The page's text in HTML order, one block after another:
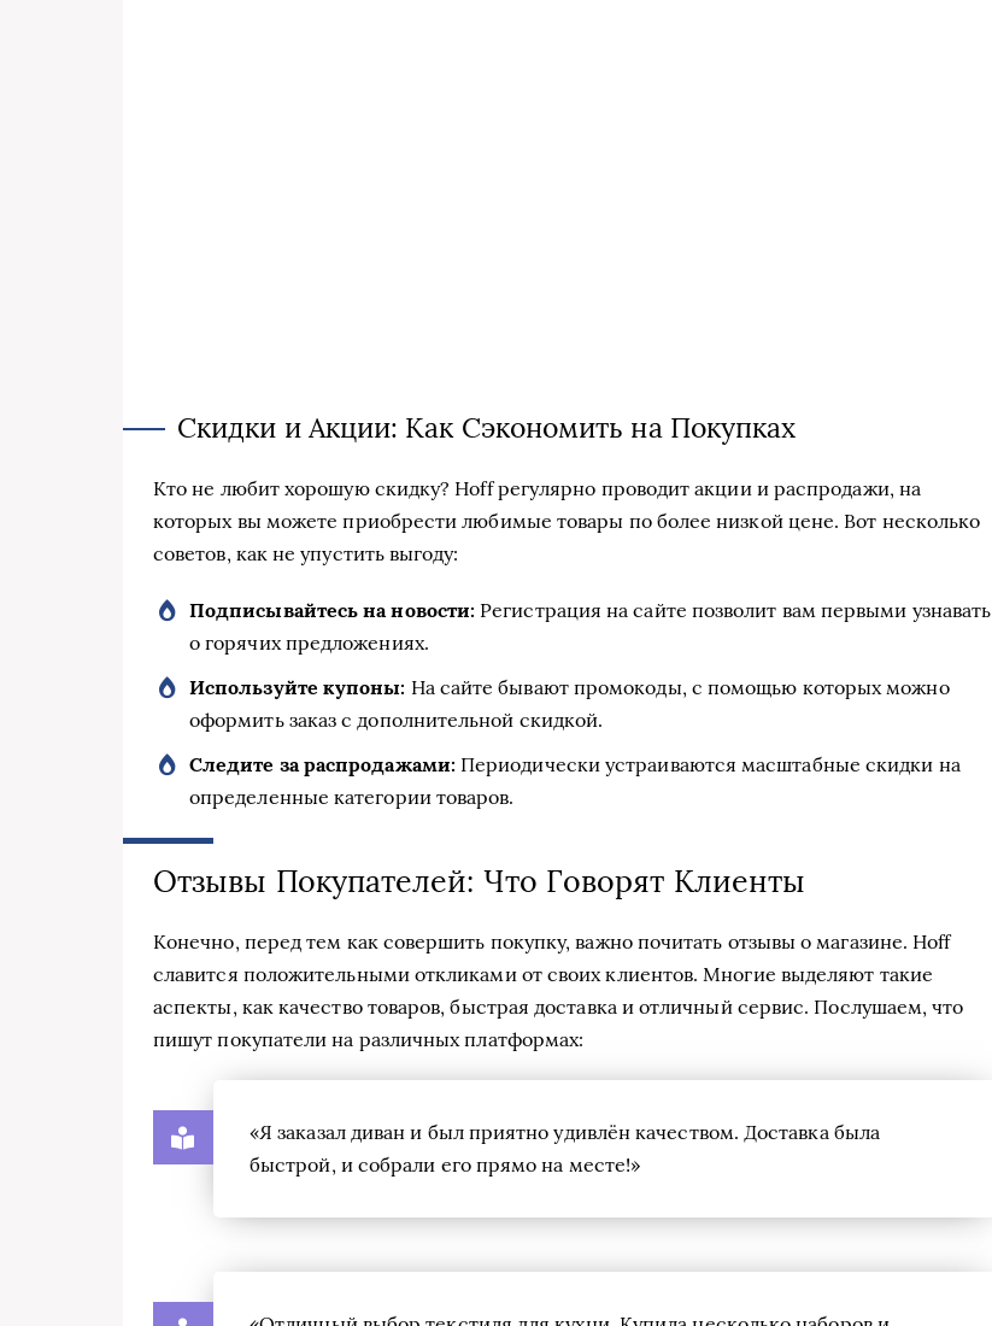
Скидки и Акции: Как Сэкономить на Покупках
Kто не любит хорошую скидку? Hoff регулярно проводит акции и распродажи, на
которых вы можете приобрести любимые товары по более низкой цене. Вот несколько
советов, как не упустить выгоду:
Подписывайтесь на новости: Регистрация на сайте позволит вам первыми узнавать
о горячих предложениях.
Используйте купоны: На сайте бывают промокоды, с помощью которых можно
оформить заказ с дополнительной скидкой.
Следите за распродажами: Периодически устраиваются масштабные скидки на
определенные категории товаров.
Отзывы Покупателей: Что Говорят Клиенты
Конечно, перед тем как совершить покупку, важно почитать отзывы о магазине. Hoff
славится положительными откликами от своих клиентов. Многие выделяют такие
аспекты, как качество товаров, быстрая доставка и отличный сервис. Послушаем, что
пишут покупатели на различных платформах:
«Я заказал диван и был приятно удивлён качеством. Доставка была
быстрой, и собрали его прямо на месте!»